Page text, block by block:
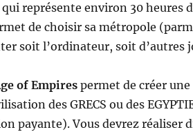
représente environ 30 heures
de choisir sa métropole
soit l’ordinateur, soit d’autres
of Empirespermet de créer
des GRECS ou des
payante). Vous devrez réaliser